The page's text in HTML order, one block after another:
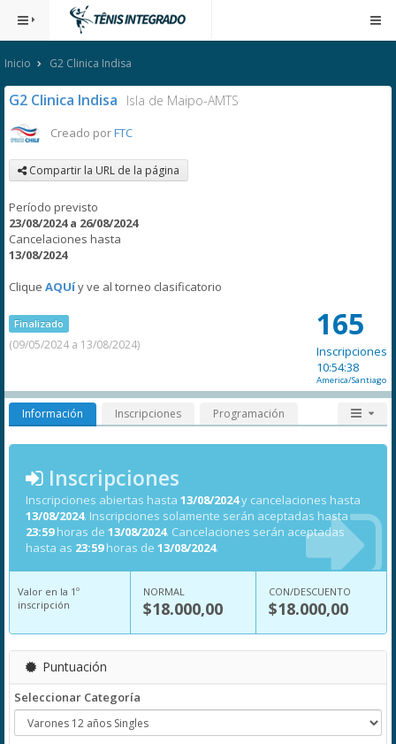
Inicio G2 Clinica Indisa
G2 Clinica Indisa Isla de Maipo-AMTS
Creado porFTC
Compartir la URL de la página
Período previsto
23/08/2024 a 26/08/2024
Cancelaciones hasta
13/08/2024
Clique AQUíy ve al torneo clasificatorio
Finalizado
(09/05/2024 a 13/08/2024)
165
Inscripciones
10:54:38
America/Santiago
Información Inscripciones Programación
Inscripciones
Inscripciones abiertas hasta 13/08/2024y cancelaciones hasta
13/08/2024. Inscripciones solamente serán aceptadas hasta
23:59horas de 13/08/2024. Cancelaciones serán aceptadas
hasta as 23:59horas de 13/08/2024.
Valor en la 1º
inscripción
NORMAL
$18.000,00
CON/DESCUENTO
$18.000,00
Puntuación
Seleccionar Categoría